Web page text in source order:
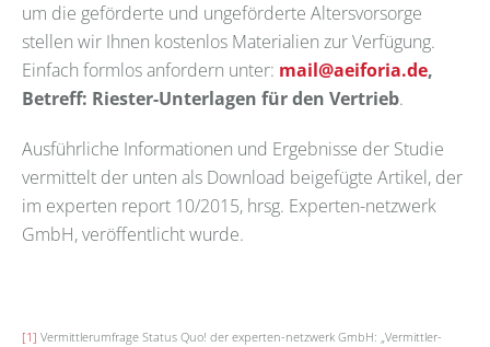
um die geförderte und ungeförderte Altersvorsorge
stellen wir Ihnen kostenlos Materialien zur Verfügung.
Einfach formlos anfordern unter: mail@aeiforia.de,
Betreff: Riester-Unterlagen für den Vertrieb.
Ausführliche Informationen und Ergebnisse der Studie
vermittelt der unten als Download beigefügte Artikel, der
im experten report 10/2015, hrsg. Experten-netzwerk
GmbH, veröffentlicht wurde.
[1] Vermittlerumfrage Status Quo! der experten-netzwerk GmbH: „Vermittler-